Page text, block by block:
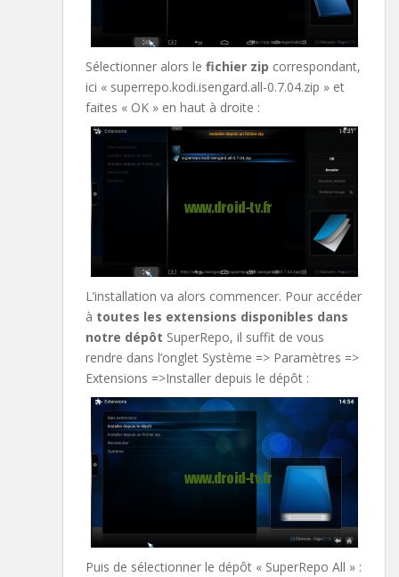
Sélectionner alors le fichier zip correspondant,
ici « superrepo.kodi.isengard.all-0.7.04.zip » et
faites « OK » en haut à droite :
L’installation va alors commencer. Pour accéder
à toutes les extensions disponibles dans
notre dépôt SuperRepo, il suffit de vous
rendre dans l’onglet Système => Paramètres =>
Extensions =>Installer depuis le dépôt :
Puis de sélectionner le dépôt « SuperRepo All » :